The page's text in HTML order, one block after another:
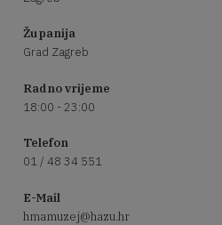
Županija
Grad Zagreb
Radno vrijeme
18:00 - 23:00
Telefon
01 / 48 34 551
E-Mail
hmamuzej@hazu.hr